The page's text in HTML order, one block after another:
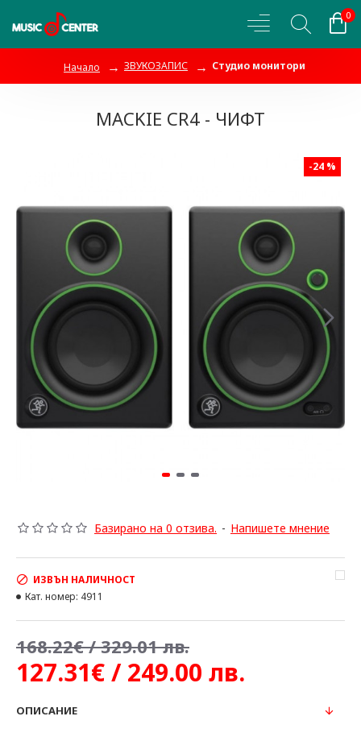
0
Начало ЗВУКОЗАПИС Студио монитори
MACKIE CR4 - ЧИФТ
-24 %
Базирано на 0 отзива. - Напишете мнение
127.31€ / 249.00 лв.
168.22€ / 329.01 лв.
ИЗВЪН НАЛИЧНОСТ
Кат. номер: 4911
ОПИСАНИЕ